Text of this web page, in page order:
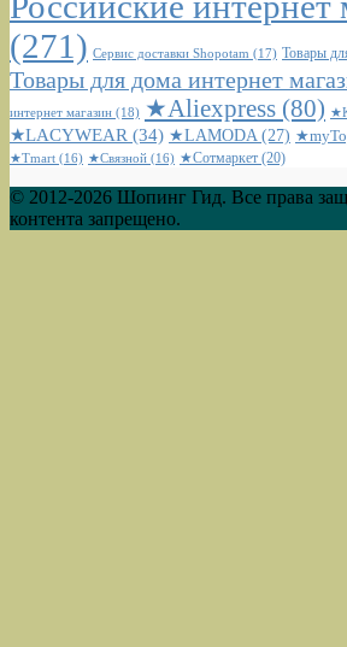
(271) Сервис доставки Shopotam (17) Товары
Товары для дома интернет
интернет магазин (18) ★Aliexpress (80)
★LACYWEAR (34) ★LAMODA (27)
★Tmart (16) ★Связной (16) ★Сотмаркет (20)
© 2012-2026 Шопинг Гид. Все права
контента запрещено.